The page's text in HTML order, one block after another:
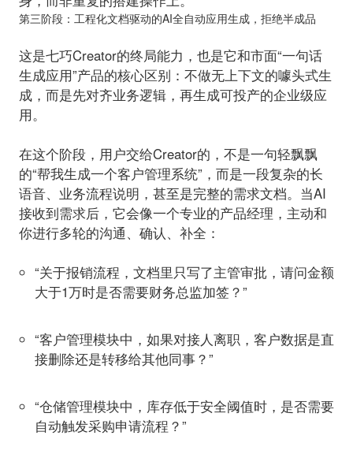
第三阶段：工程化文档驱动的AI全自动应用生成，拒绝半成品
这是七巧Creator的终局能力，也是它和市面“一句话
生成应用”产品的核心区别：不做无上下文的噱头式生
成，而是先对齐业务逻辑，再生成可投产的企业级应
用。
在这个阶段，用户交给Creator的，不是一句轻飘飘
的“帮我生成一个客户管理系统”，而是一段复杂的长
语音、 业务流程说明，甚至是完整的需求文档。当AI
接收到需求后，它会像一个专业的产品经理，主动和
你进行多轮的沟通、确认、补全：
“关于报销流程，文档里只写了主管审批，请问金额
大于1万时是否需要财务总监加签？”
“客户管理模块中，如果对接人离职，客户数据是直
接删除还是转移给其他同事？”
“仓储管理模块中，库存低于安全阈值时，是否需要
自动触发采购申请流程？”